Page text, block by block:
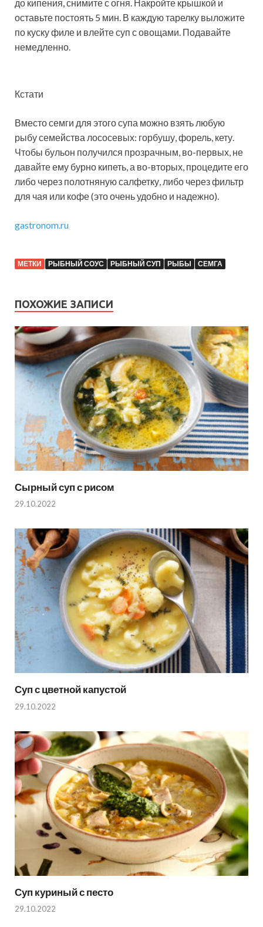
до кипения, снимите с огня. Накройте крышкой и
оставьте постоять 5 мин. В каждую тарелку выложите
по куску филе и влейте суп с овощами. Подавайте
немедленно.
Кстати
Вместо семги для этого супа можно взять любую
рыбу семейства лососевых: горбушу, форель, кету.
Чтобы бульон получился прозрачным, во-первых, не
давайте ему бурно кипеть, а во-вторых, процедите его
либо через полотняную салфетку, либо через фильтр
для чая или кофе (это очень удобно и надежно).
gastronom.ru
МЕТКИ РЫБНЫЙ СОУС РЫБНЫЙ СУП РЫБЫ СЕМГА
ПОХОЖИЕ ЗАПИСИ
Сырный суп с рисом
29.10.2022
Суп с цветной капустой
29.10.2022
Суп куриный с песто
29.10.2022